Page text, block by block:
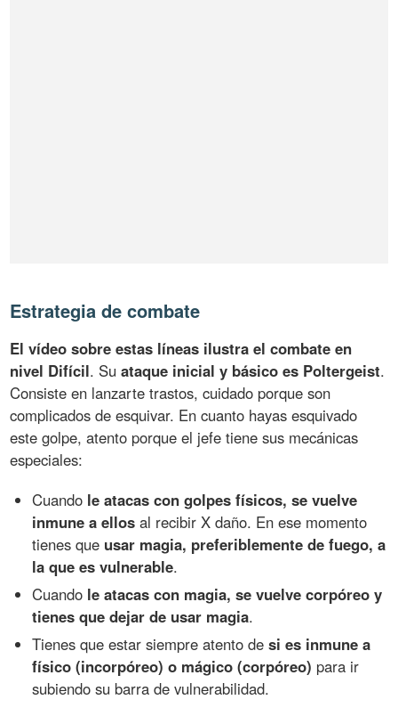
Estrategia de combate
El vídeo sobre estas líneas ilustra el combate en
nivel Difícil. Suataque inicial y básico es Poltergeist.
Consiste en lanzarte trastos, cuidado porque son
complicados de esquivar. En cuanto hayas esquivado
este golpe, atento porque el jefe tiene sus mecánicas
especiales:
Cuando le atacas con golpes físicos, se vuelve
inmune a ellos al recibir X daño. En ese momento
tienes que usar magia, preferiblemente de fuego, a
la que es vulnerable.
Cuando le atacas con magia, se vuelve corpóreo y
tienes que dejar de usar magia.
Tienes que estar siempre atento desi es inmune a
físico (incorpóreo) o mágico (corpóreo) para ir
subiendo su barra de vulnerabilidad.